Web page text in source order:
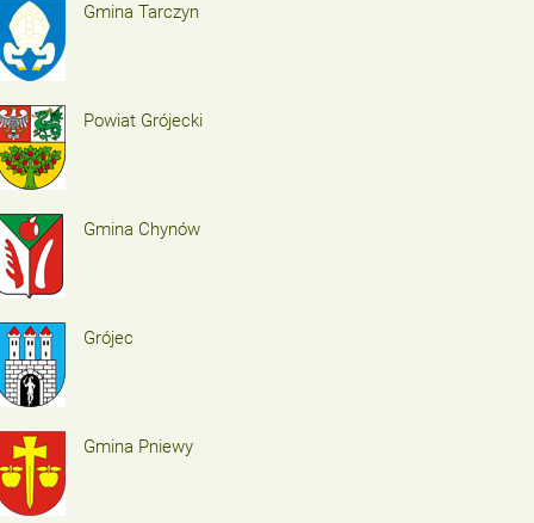
Gmina Tarczyn
Powiat Grójecki
Gmina Chynów
Grójec
Gmina Pniewy